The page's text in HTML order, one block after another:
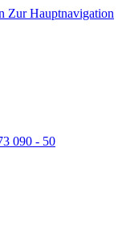
Zur Hauptnavigation
090 - 50